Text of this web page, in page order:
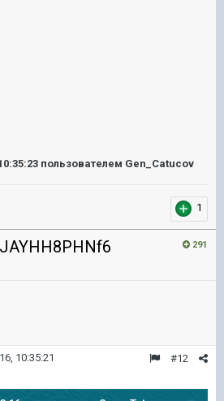
пользователем Gen_Catucov
1
291
#12
10:35:21